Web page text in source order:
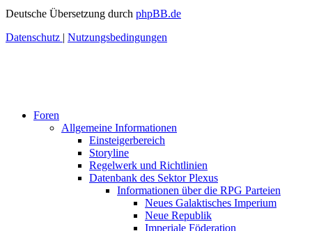
Deutsche Übersetzung durch phpBB.de
Datenschutz | Nutzungsbedingungen
Foren
Allgemeine Informationen
Einsteigerbereich
Storyline
Regelwerk und Richtlinien
Datenbank des Sektor Plexus
Informationen über die RPG Parteien
Neues Galaktisches Imperium
Neue Republik
Imperiale Föderation